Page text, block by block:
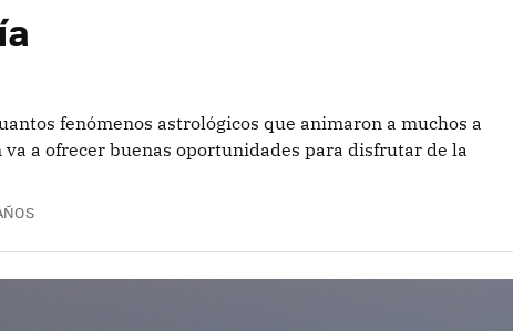
fenómenos astrológicos que animaron a muchos a
a ofrecer buenas oportunidades para disfrutar de la